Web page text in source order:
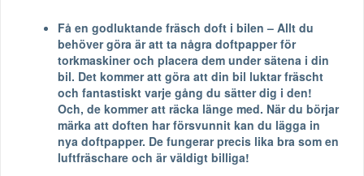
Få en godluktande fräsch doft i bilen – Allt du
behöver göra är att ta några doftpapper för
torkmaskiner och placera dem under sätena i din
bil. Det kommer att göra att din bil luktar fräscht
och fantastiskt varje gång du sätter dig i den!
Och, de kommer att räcka länge med. När du börjar
märka att doften har försvunnit kan du lägga in
nya doftpapper. De fungerar precis lika bra som en
luftfräschare och är väldigt billiga!